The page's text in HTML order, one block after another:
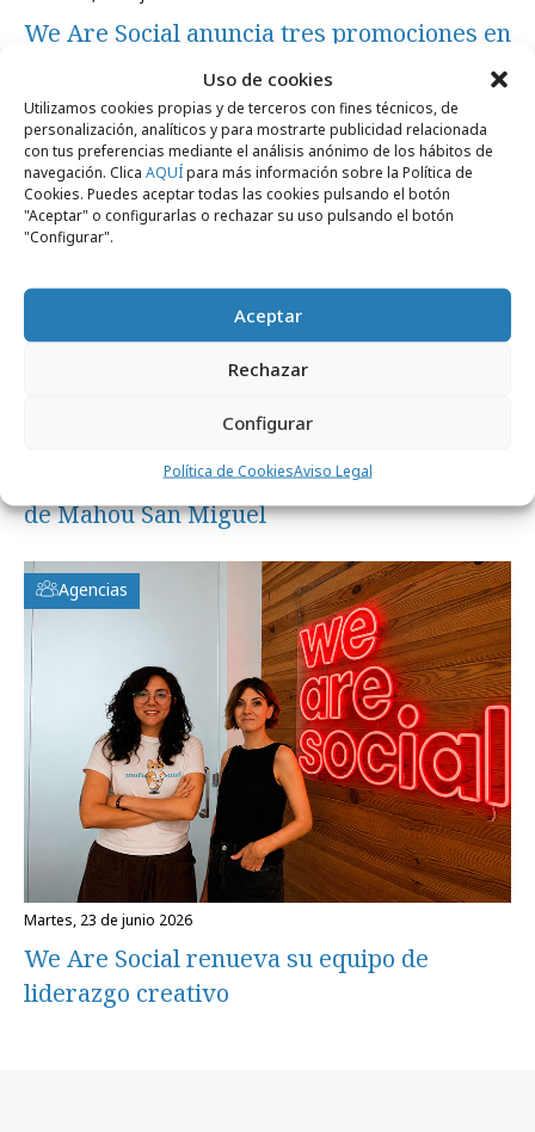
Uso de cookies
Utilizamos cookies propias y de terceros con fines técnicos, de
personalización, analíticos y para mostrarte publicidad relacionada
con tus preferencias mediante el análisis anónimo de los hábitos de
navegación. Clica AQUÍpara más información sobre la Política de
Cookies. Puedes aceptar todas las cookies pulsando el botón
"Aceptar" o configurarlas o rechazar su uso pulsando el botón
"Configurar".
Aceptar
Rechazar
Configurar
Política de CookiesAviso Legal
We Are Social anuncia tres promociones en
su área creativa
Agencias
We Are Social es la nueva agencia digital
de Mahou San Miguel
Agencias
martes, 23 de junio 2026
We Are Social renueva su equipo de
liderazgo creativo